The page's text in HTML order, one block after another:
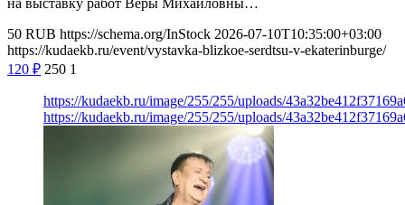
на выставку работ Веры Михайловны…
50 RUB https://schema.org/InStock 2026-07-10T10:35:00+03:00
https://kudaekb.ru/event/vystavka-blizkoe-serdtsu-v-ekaterinburge/
120 ₽ 250 1
https://kudaekb.ru/image/255/255/uploads/
https://kudaekb.ru/image/255/255/uploads/